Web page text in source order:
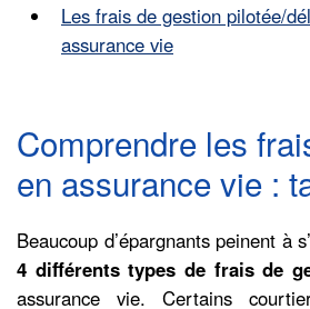
Les frais de gestion pilotée/
assurance vie
Comprendre les
en assurance vie :
Beaucoup d’épargnants peinent à
4 différents types de frais de
assurance vie. Certains